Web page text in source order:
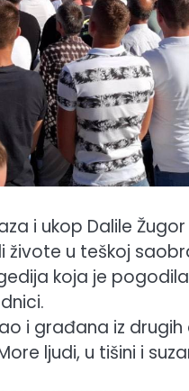
i ukop Dalile
živote u teškoj
koja je pogodila
i građana iz
ljudi, u tišini i